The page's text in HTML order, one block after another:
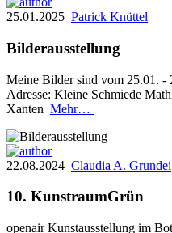
25.01.2025 Patrick Knüttel
Bilderausstellung
Meine Bilder sind vom 25.01. -
Adresse: Kleine Schmiede
Xanten Mehr…
22.08.2024 Claudia A. Grundei
10. KunstraumGrün
openair Kunstausstellung im